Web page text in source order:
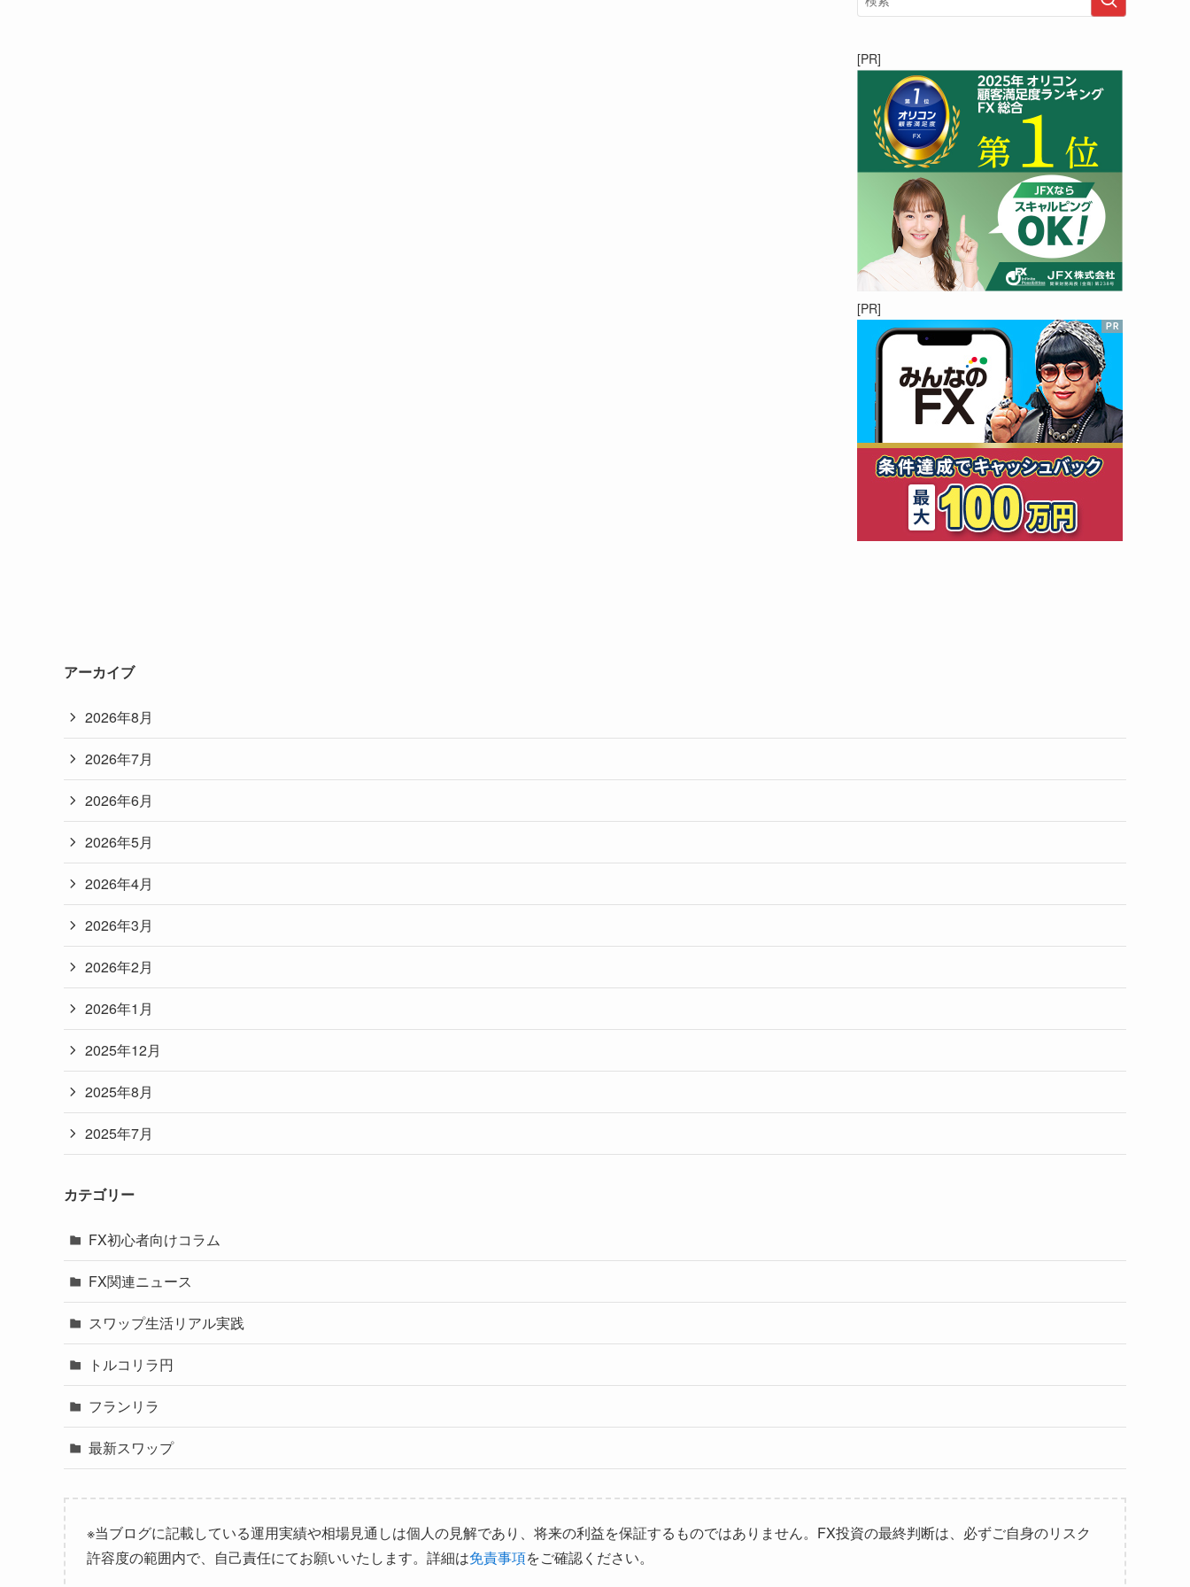
[PR]
[PR]
アーカイブ
2026年8月
2026年7月
2026年6月
2026年5月
2026年4月
2026年3月
2026年2月
2026年1月
2025年12月
2025年8月
2025年7月
カテゴリー
FX初心者向けコラム
FX関連ニュース
スワップ生活リアル実践
トルコリラ円
フランリラ
最新スワップ
※当ブログに記載している運用実績や相場見通しは個人の見解であり、将来の利益を保証するものではありません。FX投資の最終判断は、必ずご自身のリスク
許容度の範囲内で、自己責任にてお願いいたします。詳細は免責事項をご確認ください。